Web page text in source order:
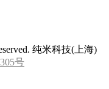
纯米科技(上海)
号